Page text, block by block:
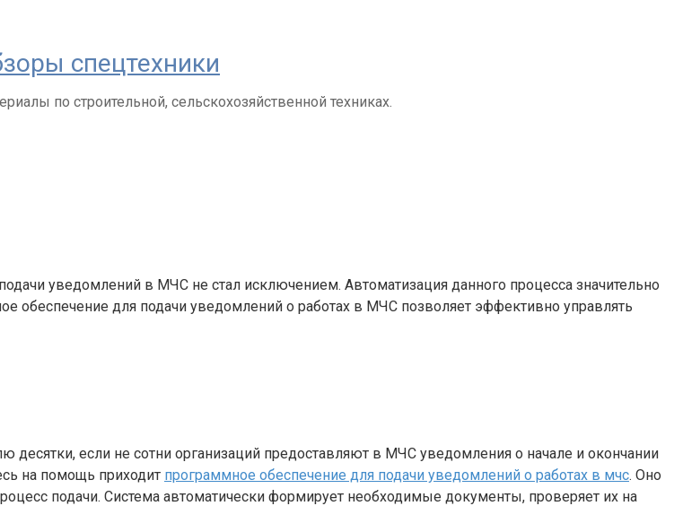
спецтехники
по строительной, сельскохозяйственной техниках.
уведомлений в МЧС не стал исключением. Автоматизация данного процесса значительно
обеспечение для подачи уведомлений о работах в МЧС позволяет эффективно управлять
если не сотни организаций предоставляют в МЧС уведомления о начале и окончании
на помощь приходит программное обеспечение для подачи уведомлений о работах в мчс. Оно
подачи. Система автоматически формирует необходимые документы, проверяет их на